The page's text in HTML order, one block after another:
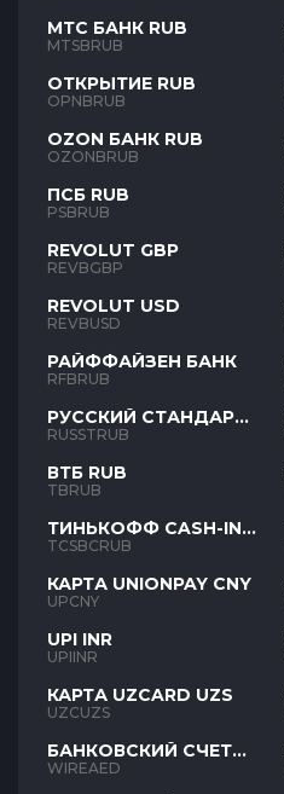
МТС БАНК RUB
MTSBRUB
ОТКРЫТИЕ RUB
OPNBRUB
OZON БАНК RUB
OZONBRUB
ПСБ RUB
PSBRUB
REVOLUT GBP
REVBGBP
REVOLUT USD
REVBUSD
РАЙФФАЙЗЕН БАНК
RFBRUB
РУССКИЙ СТАНДАРТ
RUB
RUSSTRUB
ВТБ RUB
TBRUB
ТИНЬКОФФ CASH-IN
RUB
TCSBCRUB
КАРТА UNIONPAY CNY
UPCNY
UPI INR
UPIINR
КАРТА UZCARD UZS
UZCUZS
БАНКОВСКИЙ СЧЕТ
AED
WIREAED